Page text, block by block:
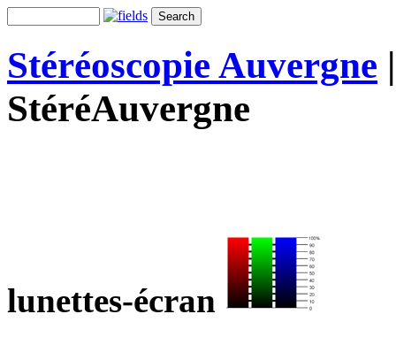
Stéréoscopie Auvergne
StéréAuvergne
lunettes-écran